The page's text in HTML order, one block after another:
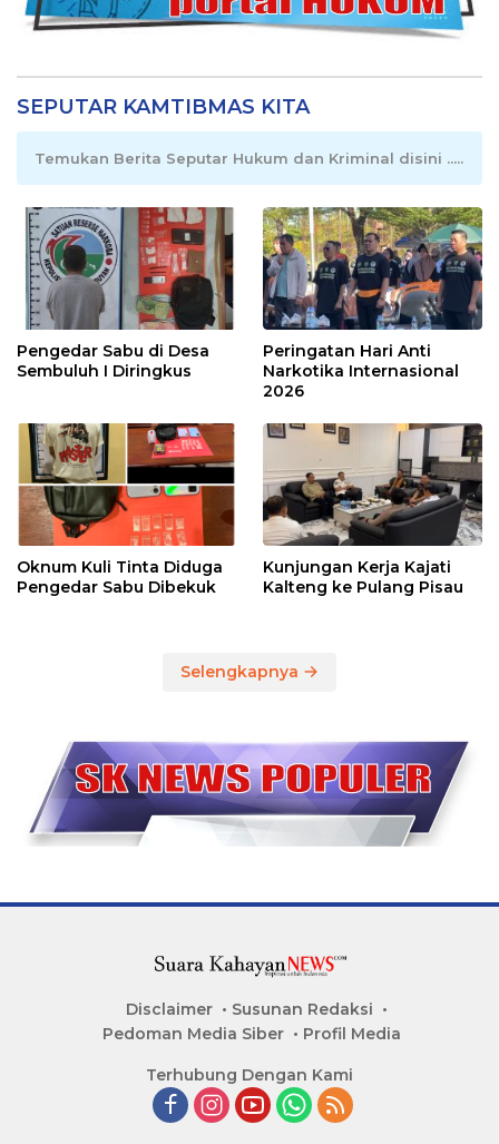
SEPUTAR KAMTIBMAS KITA
Temukan Berita Seputar Hukum dan Kriminal disini .....
Pengedar Sabu di Desa
Sembuluh I Diringkus
Peringatan Hari Anti
Narkotika Internasional
2026
Oknum Kuli Tinta Diduga
Pengedar Sabu Dibekuk
Kunjungan Kerja Kajati
Kalteng ke Pulang Pisau
Selengkapnya
Disclaimer
Susunan Redaksi
Pedoman Media Siber
Profil Media
Terhubung Dengan Kami